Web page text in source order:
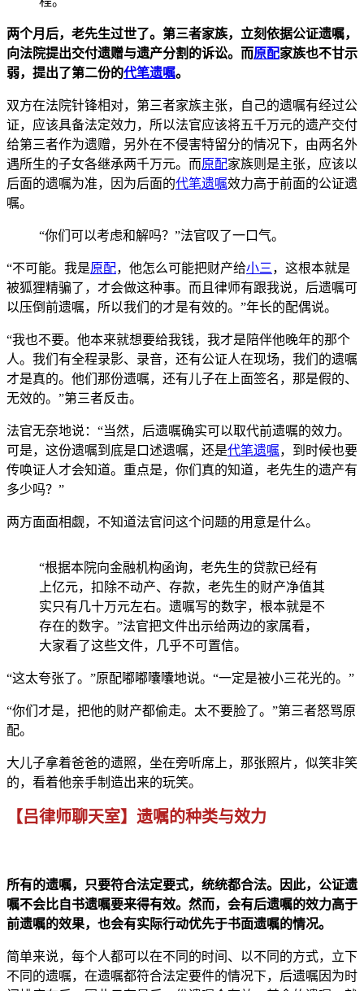
两个月后，老先生过世了。第三者家族，立刻依据公证遗嘱，
向法院提出交付遗赠与遗产分割的诉讼。而原配家族也不甘示
弱，提出了第二份的代笔遗嘱。
双方在法院针锋相对，第三者家族主张，自己的遗嘱有经过公
证，应该具备法定效力，所以法官应该将五千万元的遗产交付
给第三者作为遗赠，另外在不侵害特留分的情况下，由两名外
遇所生的子女各继承两千万元。而原配家族则是主张，应该以
后面的遗嘱为准，因为后面的代笔遗嘱效力高于前面的公证遗
嘱。
“你们可以考虑和解吗？”法官叹了一口气。
“不可能。我是原配，他怎么可能把财产给小三 ，这根本就是
被狐狸精骗了，才会做这种事。而且律师有跟我说， 后遗嘱可
以压倒前遗嘱，所以我们的才是有效的。”年长的配偶说。
“我也不要。他本来就想要给我钱，我才是陪伴他晚年的那个
人。我们有全程录影、录音，还有公证人在现场，我们的遗嘱
才是真的。他们那份遗嘱，还有儿子在上面签名，那是假的、
无效的。”第三者反击。
法官无奈地说：“当然，后遗嘱确实可以取代前遗嘱的效力。
可是，这份遗嘱到底是口述遗嘱，还是代笔遗嘱，到时候也要
传唤证人才会知道。重点是，你们真的知道，老先生的遗产有
多少吗？”
两方面面相觑，不知道法官问这个问题的用意是什么。
“根据本院向金融机构函询，老先生的贷款已经有
上亿元，扣除不动产、存款，老先生的财产净值其
实只有几十万元左右。遗嘱写的数字，根本就是不
存在的数字。”法官把文件出示给两边的家属看，
大家看了这些文件，几乎不可置信。
“这太夸张了。”原配嘟嘟囔囔地说。“一定是被小三花光的。”
“你们才是，把他的财产都偷走。太不要脸了。 ”第三者怒骂原
配。
大儿子拿着爸爸的遗照，坐在旁听席上，那张照片，似笑非笑
的，看着他亲手制造出来的玩笑。
【吕律师聊天室】遗嘱的种类与效力
所有的遗嘱，
只要符合法定要式，统统都合法。因此，公证遗
嘱不会比自书遗嘱要来得有效。然而，会有后遗嘱的效力高于
前遗嘱的效果，也会有实际行动优先于书面遗嘱的情况。
简单来说，每个人都可以在不同的时间、以不同的方式，立下
不同的遗嘱，在遗嘱都符合法定要件的情况下，后遗嘱因为时